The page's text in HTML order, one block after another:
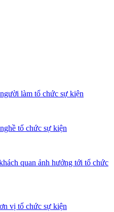
làm tổ chức sự kiện
tổ chức sự kiện
quan ảnh hưởng tới tổ chức
vị tổ chức sự kiện